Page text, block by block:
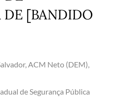
DE [BANDIDO
ACM Neto (DEM),
de Segurança Pública